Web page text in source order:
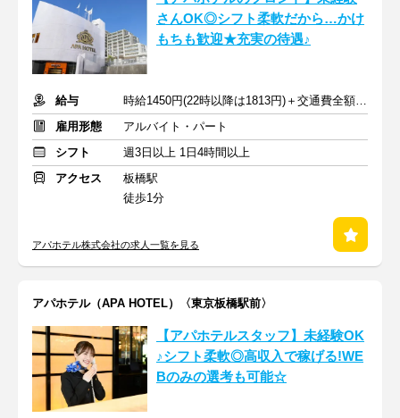
さんOK◎シフト柔軟だから…かけ
もちも歓迎★充実の待遇♪
給与
時給1450円(22時以降は1813円)＋交通費全額支給
雇用形態
アルバイト・パート
シフト
週3日以上 1日4時間以上
アクセス
板橋駅
徒歩1分
アパホテル株式会社の求人一覧を見る
アパホテル（APA HOTEL）〈東京板橋駅前〉
【アパホテルスタッフ】未経験OK
♪シフト柔軟◎高収入で稼げる!WE
Bのみの選考も可能☆